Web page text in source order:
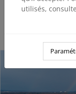
Reposición
utilisés,